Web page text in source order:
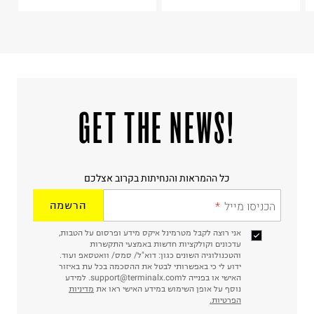
!GET THE NEWS
כל ההמראות והנחיתות בקרוב אצלכם
הכניסו מייל הרשמה
אני רוצה לקבל מטרמינל איקס מידע ופרסום על הטבות,
עדכונים וקולקציות חדשות באמצעי התקשרות
והטכנולוגיה השונים כגון: דוא"ל/ סמס/ וואטסאפ ועוד.
ידוע לי כי באפשרותי לבטל את ההסכמה בכל עת באיזור
האישי או בפנייה לsupport@terminalx.com. למידע
נוסף על אופן השימוש במידע האישי ראו את מדיניות
הפרטיות.